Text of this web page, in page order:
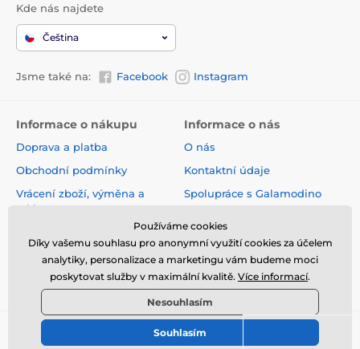
Kde nás najdete
Čeština
Jsme také na: Facebook Instagram
Informace o nákupu
Doprava a platba
Obchodní podmínky
Vrácení zboží, výměna a
reklamace
Online vrácení a reklamace
Sledování zásilky
Nejčastější dotazy
Informace o nás
O nás
Kontaktní údaje
Spolupráce s Galamodino
údajů
© 2026 www.galamodino.cz ⦁ E-shop vytvořila
Používáme cookies
Díky vašemu souhlasu pro anonymní využití cookies za účelem
analytiky, personalizace a marketingu vám budeme moci
poskytovat služby v maximální kvalitě. Více informací.
Nesouhlasím
Souhlasím